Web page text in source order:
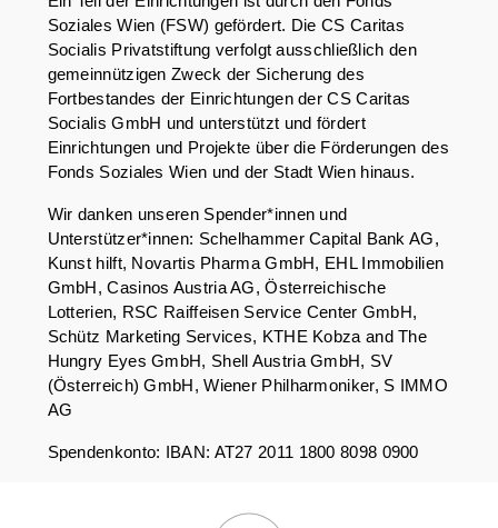
Soziales Wien (FSW) gefördert. Die CS Caritas
Socialis Privatstiftung verfolgt ausschließlich den
gemeinnützigen Zweck der Sicherung des
Fortbestandes der Einrichtungen der CS Caritas
Socialis GmbH und unterstützt und fördert
Einrichtungen und Projekte über die Förderungen des
Fonds Soziales Wien und der Stadt Wien hinaus.
Wir danken unseren Spender*innen und
Unterstützer*innen: Schelhammer Capital Bank AG,
Kunst hilft, Novartis Pharma GmbH, EHL Immobilien
GmbH, Casinos Austria AG, Österreichische
Lotterien, RSC Raiffeisen Service Center GmbH,
Schütz Marketing Services, KTHE Kobza and The
Hungry Eyes GmbH, Shell Austria GmbH, SV
(Österreich) GmbH, Wiener Philharmoniker, S IMMO
AG
Spendenkonto: IBAN: AT27 2011 1800 8098 0900